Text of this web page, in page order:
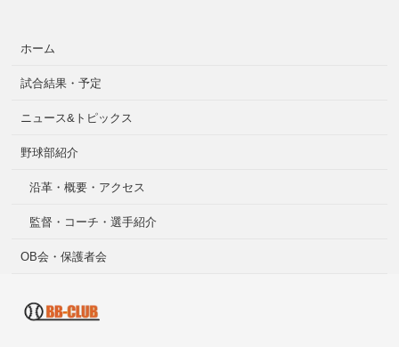
ホーム
試合結果・予定
ニュース&トピックス
野球部紹介
沿革・概要・アクセス
監督・コーチ・選手紹介
OB会・保護者会